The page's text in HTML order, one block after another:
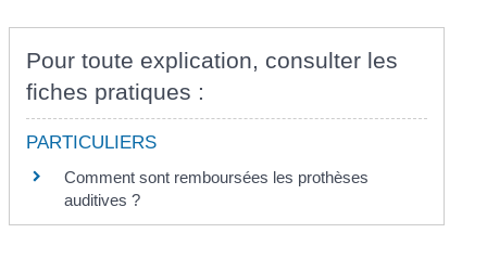
Pour toute explication, consulter les
fiches pratiques :
PARTICULIERS
Comment sont remboursées les prothèses
auditives ?